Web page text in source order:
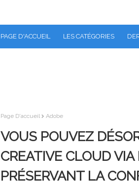
PAGE D'ACCUEIL LES CATÉGORIES
Page D'accueil Adobe
VOUS POUVEZ
CREATIVE CLOUD
PRÉSERVANT LA